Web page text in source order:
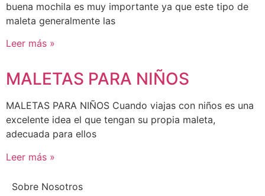
buena mochila es muy importante ya que este tipo de
maleta generalmente las
Leer más »
MALETAS PARA NIÑOS
MALETAS PARA NIÑOS Cuando viajas con niños es una
excelente idea el que tengan su propia maleta,
adecuada para ellos
Leer más »
Sobre Nosotros